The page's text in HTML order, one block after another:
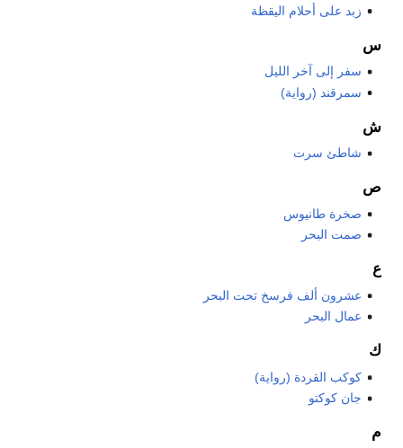
زبد على أحلام اليقظة
س
سفر إلى آخر الليل
سمرقند (رواية)
ش
شاطئ سرت
ص
صخرة طانيوس
صمت البحر
ع
عشرون ألف فرسخ تحت البحر
عمال البحر
ك
كوكب القردة (رواية)
جان كوكتو
م